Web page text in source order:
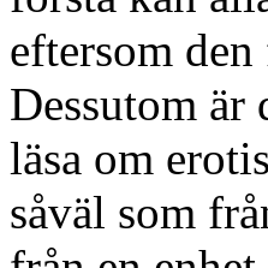
eftersom
Dessutom
läsa om
såväl som